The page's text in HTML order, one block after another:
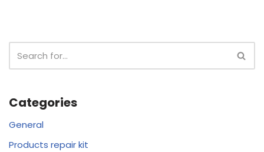
Categories
General
Products repair kit